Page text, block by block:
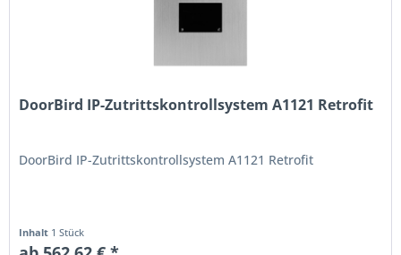
DoorBird IP-Zutrittskontrollsystem A1121 Retrofit
DoorBird IP-Zutrittskontrollsystem A1121 Retrofit
Inhalt 1 Stück